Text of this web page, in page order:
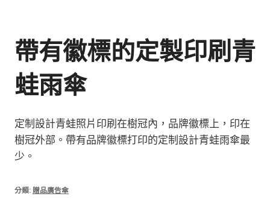
帶有徽標的定製印刷青
蛙雨傘
定制設計青蛙照片印刷在樹冠內，品牌徽標上，印在
樹冠外部。帶有品牌徽標打印的定制設計青蛙雨傘最
少。
分類: 贈品廣告傘